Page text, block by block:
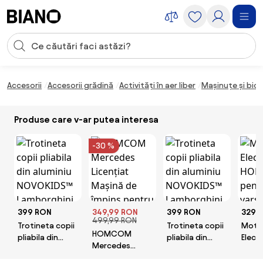
Introducerea căutării
Accesorii Accesorii grădină Activități în aer liber Mașinuțe și
Produse care v-ar putea interesa
399 RON
Trotineta copii
pliabila din
-30 %
349,99 RON
499,99 RON
HOMCOM
Mercedes
399 RON
Trotineta copii
pliabila din